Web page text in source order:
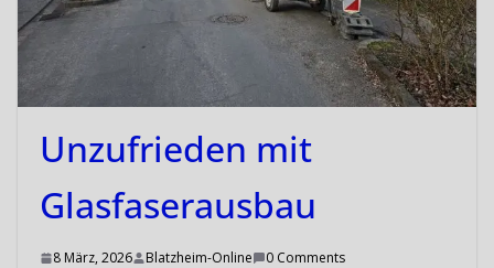
Unzufrieden mit
Glasfaserausbau
8 März, 2026 Blatzheim-Online 0 Comments